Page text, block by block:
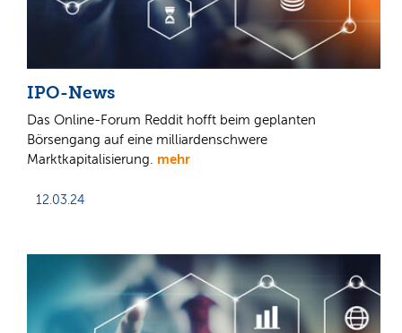
IPO-News
Das Online-Forum Reddit hofft beim geplanten
Börsengang auf eine milliardenschwere
Marktkapitalisierung. mehr
12.03.24